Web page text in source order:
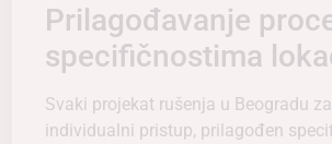
Prilagođavanje
specifičnostima
Svaki projekat rušenja u Beogradu
individualni pristup, prilagođen